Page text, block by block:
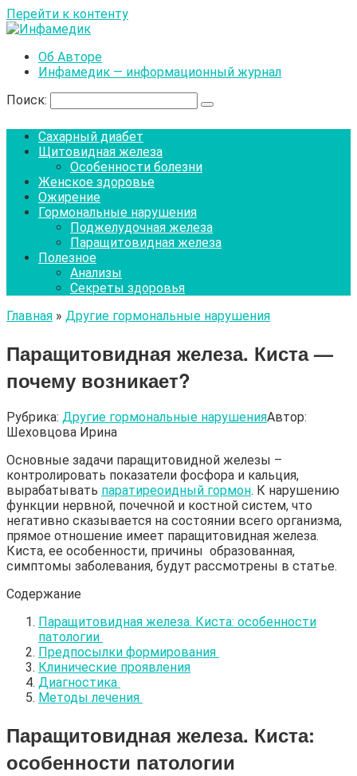
Перейти к контенту
Об Авторе
Инфамедик — информационный журнал
Поиск:
Сахарный диабет
Щитовидная железа
Особенности болезни
Женское здоровье
Ожирение
Гормональные нарушения
Поджелудочная железа
Паращитовидная железа
Полезное
Анализы
Секреты здоровья
Главная » Другие гормональные нарушения
Паращитовидная железа. Киста —
почему возникает?
Рубрика: Другие гормональные нарушенияАвтор:
Шеховцова Ирина
Основные задачи паращитовидной железы –
контролировать показатели фосфора и кальция,
вырабатывать паратиреоидный гормон. К нарушению
функции нервной, почечной и костной систем, что
негативно сказывается на состоянии всего организма,
прямое отношение имеет паращитовидная железа.
Киста, ее особенности, причины образованная,
симптомы заболевания, будут рассмотрены в статье.
Содержание
Паращитовидная железа. Киста: особенности
патологии
Предпосылки формирования
Клинические проявления
Диагностика
Методы лечения
Паращитовидная железа. Киста:
особенности патологии